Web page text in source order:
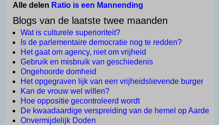
Alle delen Ratio is een Mannending
Blogs van de laatste twee maanden
Wat is culturele superioriteit?
Is de parlementaire democratie nog te redden?
Het gaat om agency, niet om vrijheid
Gebruik en misbruik van geschiedenis
Ongehoorde domheid
Het opgegraven lijk van een vrijheidslievende burger
Kan de vrouw wel willen?
Hoe oppositie gecontroleerd wordt
De kwaadaardige verspreiding van de hemel op Aarde
Onvermijdelijk Doden